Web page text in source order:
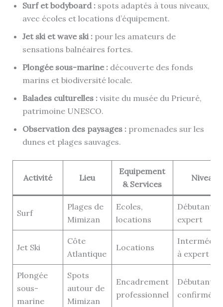
Surf et bodyboard :spots adaptés à tous niveaux,
avec écoles et locations d’équipement.
Jet ski et wave ski :pour les amateurs de
sensations balnéaires fortes.
Plongée sous-marine :découverte des fonds
marins et biodiversité locale.
Balades culturelles :visite du musée du Prieuré,
patrimoine UNESCO.
Observation des paysages :promenades sur les
dunes et plages sauvages.
Activité Lieu
Equipement
& Services
Niveau
Surf
Plages de
Mimizan
Ecoles,
locations
Débutant à
expert
Jet Ski
Côte
Atlantique
Locations
à expert
Plongée
sous-
marine
Spots
autour de
Mimizan
Encadrement
professionnel
Débutant à
confirmé